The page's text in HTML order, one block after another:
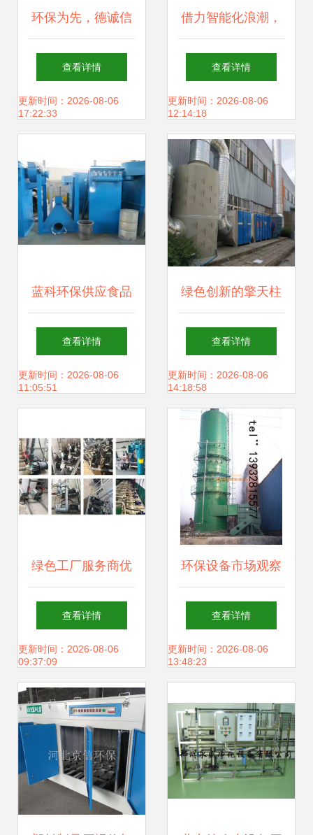
环保为先，德诚信
无尘车间加湿机 品
质与价格兼得的空
查看详情
更新时间：2026-08-06
17:22:33
借力智能化浪潮，
七亿投建酱油生产
基地落成 卡夫亨氏
的中国本土化新布
局
查看详情
更新时间：2026-08-06
12:14:18
蓝科环保供应食品
车间脉冲单机布袋
收尘器 吸尘罩袋除
分析
查看详情
更新时间：2026-08-06
11:05:51
绿色创新的擎天柱
浙江温州光氧活性
炭一体机助力环保
新时代
查看详情
更新时间：2026-08-06
14:18:58
绿色工厂服务商优
秀案例展示 美宝环
保的耐腐蚀泵与化
学药液过滤机技术
革新
查看详情
更新时间：2026-08-06
09:37:09
环保设备市场观察
锅炉除尘净化塔各
地价格及选购指南
查看详情
更新时间：2026-08-06
13:48:23